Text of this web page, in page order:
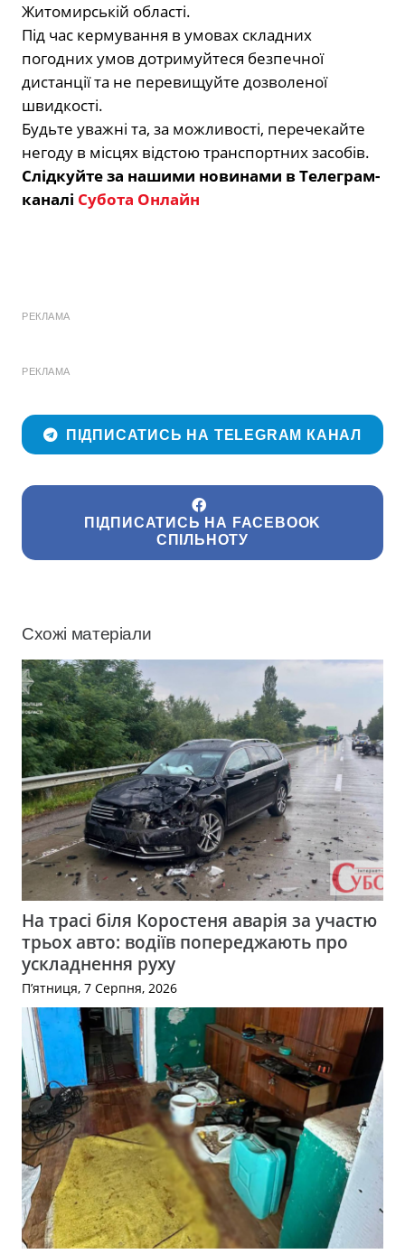
Житомирській області.
Під час кермування в умовах складних
погодних умов дотримуйтеся безпечної
дистанції та не перевищуйте дозволеної
швидкості.
Будьте уважні та, за можливості, перечекайте
негоду в місцях відстою транспортних засобів.
Слідкуйте за нашими новинами в Телеграм-
каналі Субота Онлайн
РЕКЛАМА
РЕКЛАМА
ПІДПИСАТИСЬ НА TELEGRAM КАНАЛ
ПІДПИСАТИСЬ НА FACEBOOK
СПІЛЬНОТУ
Схожі матеріали
На трасі біля Коростеня аварія за участю
трьох авто: водіїв попереджають про
ускладнення руху
П’ятниця, 7 Серпня, 2026